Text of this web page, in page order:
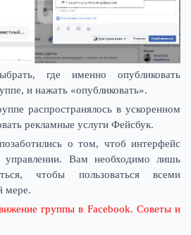
где именно опубликовать
и нажать «опубликовать».
распространялось в ускоренном
рекламные услуги Фейсбук.
о том, чтоб интерфейс
Вам необходимо лишь
чтобы пользоваться всеми
мере.
группы в Facebook. Советы и